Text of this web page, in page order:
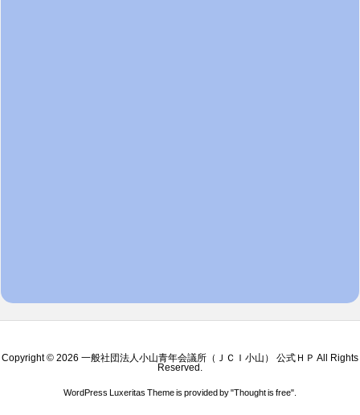
Copyright © 2026 一般社団法人小山青年会議所（ＪＣＩ小山） 公式ＨＰ All Rights
Reserved.
WordPress Luxeritas Theme is provided by "Thought is free".